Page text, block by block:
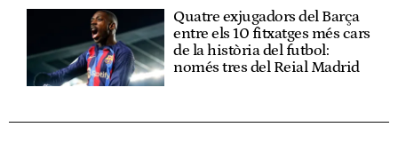
Quatre exjugadors del Barça
entre els 10 fitxatges més cars
de la història del futbol:
només tres del Reial Madrid